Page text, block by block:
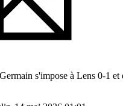
s'impose à Lens 0-1 et